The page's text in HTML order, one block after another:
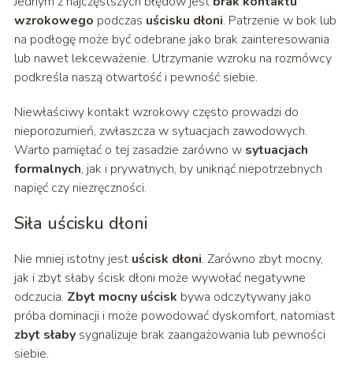
wzrokowego podczas uścisku dłoni. Patrzenie w bok lub
na podłogę może być odebrane jako brak zainteresowania
lub nawet lekceważenie. Utrzymanie wzroku na rozmówcy
podkreśla naszą otwartość i pewność siebie.
Niewłaściwy kontakt wzrokowy często prowadzi do
nieporozumień, zwłaszcza w sytuacjach zawodowych.
Warto pamiętać o tej zasadzie zarówno w sytuacjach
formalnych, jak i prywatnych, by uniknąć niepotrzebnych
napięć czy niezręczności.
Siła uścisku dłoni
Nie mniej istotny jest uścisk dłoni. Zarówno zbyt mocny,
jak i zbyt słaby ścisk dłoni może wywołać negatywne
odczucia. Zbyt mocny uścisk bywa odczytywany jako
próba dominacji i może powodować dyskomfort, natomiast
zbyt słabysygnalizuje brak zaangażowania lub pewności
siebie.